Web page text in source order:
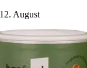
August